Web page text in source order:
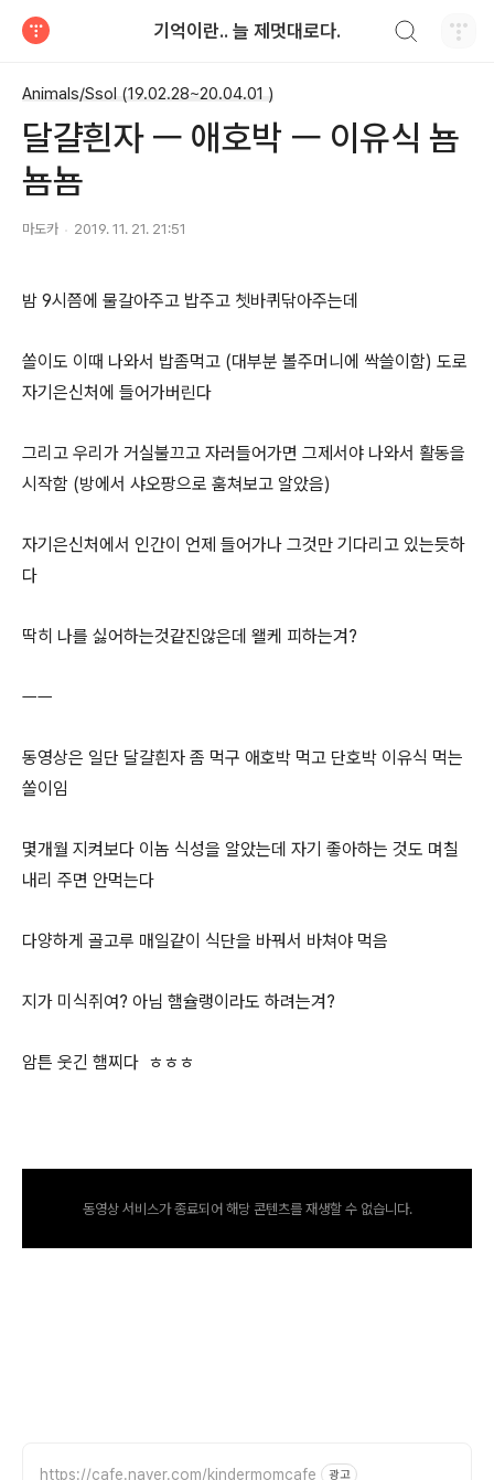
기억이란.. 늘 제멋대로다.
Animals/Ssol (19.02.28~20.04.01 )
달걀흰자 ㅡ 애호박 ㅡ 이유식 뇸
뇸뇸
마도카 2019. 11. 21. 21:51
밤 9시쯤에 물갈아주고 밥주고 쳇바퀴닦아주는데
쏠이도 이때 나와서 밥좀먹고 (대부분 볼주머니에 싹쓸이함) 도로
자기은신처에 들어가버린다
그리고 우리가 거실불끄고 자러들어가면 그제서야 나와서 활동을
시작함 (방에서 샤오팡으로 훔쳐보고 알았음)
자기은신처에서 인간이 언제 들어가나 그것만 기다리고 있는듯하
다
딱히 나를 싫어하는것같진않은데 왤케 피하는겨?
ㅡㅡ
동영상은 일단 달걀흰자 좀 먹구 애호박 먹고 단호박 이유식 먹는
쏠이임
몇개월 지켜보다 이놈 식성을 알았는데 자기 좋아하는 것도 며칠
내리 주면 안먹는다
다양하게 골고루 매일같이 식단을 바꿔서 바쳐야 먹음
지가 미식쥐여? 아님 햄슐랭이라도 하려는겨?
암튼 웃긴 햄찌다 ㅎㅎㅎ
동영상 서비스가 종료되어 해당 콘텐츠를 재생할 수 없습니다.
https://cafe.naver.com/kindermomcafe 광고